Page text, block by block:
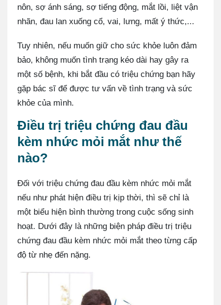
nôn, sợ ánh sáng, sợ tiếng động, mắt lồi, liệt vận
nhãn, đau lan xuống cổ, vai, lưng, mất ý thức,...
Tuy nhiên, nếu muốn giữ cho sức khỏe luôn đảm
bảo, không muốn tình trạng kéo dài hay gây ra
một số bệnh, khi bắt đầu có triệu chứng bạn hãy
gặp bác sĩ để được tư vấn về tình trạng và sức
khỏe của mình.
Điều trị triệu chứng đau đầu
kèm nhức mỏi mắt như thế
nào?
Đối với triệu chứng đau đầu kèm nhức mỏi mắt
nếu như phát hiện điều trị kịp thời, thì sẽ chỉ là
một biểu hiện bình thường trong cuộc sống sinh
hoạt. Dưới đây là những biện pháp điều trị triệu
chứng đau đầu kèm nhức mỏi mắt theo từng cấp
độ từ nhẹ đến nặng.